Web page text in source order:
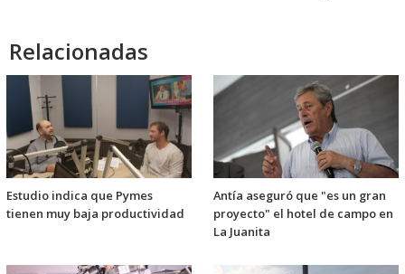
Relacionadas
Estudio indica que Pymes
tienen muy baja productividad
Antía aseguró que "es un gran
proyecto" el hotel de campo en
La Juanita